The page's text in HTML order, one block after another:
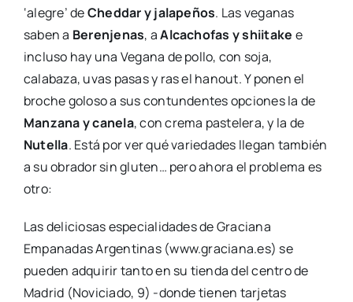
‘alegre’ deCheddar y jalapeños. Las veganas
saben a Berenjenas, aAlcachofas y shiitake e
incluso hay una Vegana de pollo, con soja,
calabaza, uvas pasas y ras el hanout. Y ponen el
broche goloso a sus contundentes opciones la de
Manzana y canela, con crema pastelera, y la de
Nutella. Está por ver qué variedades llegan también
a su obrador sin gluten… pero ahora el problema es
otro:
Las deliciosas especialidades de Graciana
Empanadas Argentinas (www.graciana.es) se
pueden adquirir tanto en su tienda del centro de
Madrid (Noviciado, 9) -donde tienen tarjetas